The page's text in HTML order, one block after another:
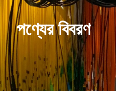
পণ্যের বিবরণ